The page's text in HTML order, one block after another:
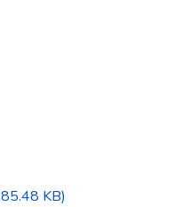
KB)